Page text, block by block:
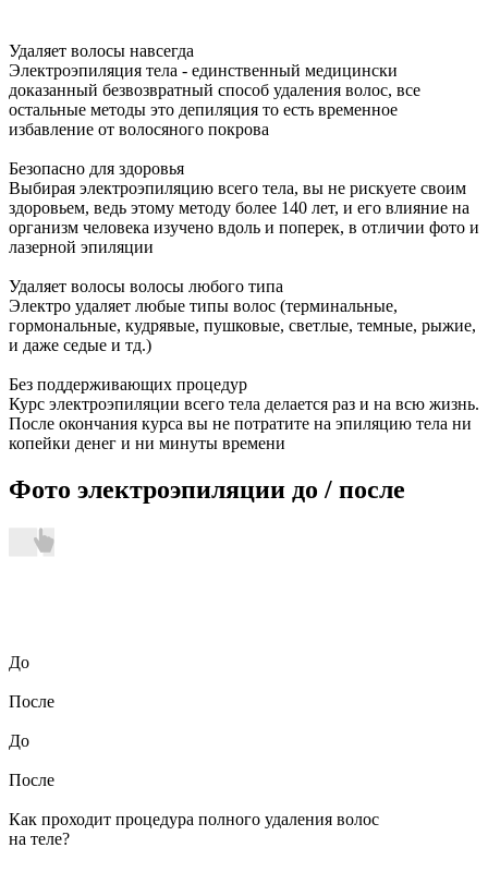
Удаляет волосы навсегда
Электроэпиляция тела - единственный медицински
доказанный безвозвратный способ удаления волос, все
остальные методы это депиляция то есть временное
избавление от волосяного покрова
Безопасно для здоровья
Выбирая электроэпиляцию всего тела, вы не рискуете своим
здоровьем, ведь этому методу более 140 лет, и его влияние на
организм человека изучено вдоль и поперек, в отличии фото и
лазерной эпиляции
Удаляет волосы волосы любого типа
Электро удаляет любые типы волос (терминальные,
гормональные, кудрявые, пушковые, светлые, темные, рыжие,
и даже седые и тд.)
Без поддерживающих процедур
Курс электроэпиляции всего тела делается раз и на всю жизнь.
После окончания курса вы не потратите на эпиляцию тела ни
копейки денег и ни минуты времени
Фото электроэпиляции до / после
До
После
До
После
Как проходит процедура полного удаления волос
на теле?